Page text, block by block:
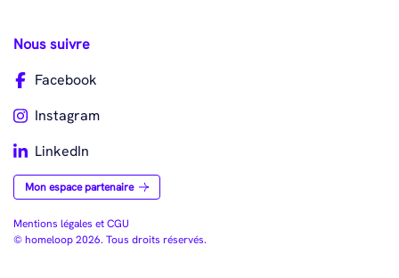
Nous suivre
Facebook
Instagram
LinkedIn
Mon espace partenaire
Mentions légales et CGU
© homeloop 2026. Tous droits réservés.